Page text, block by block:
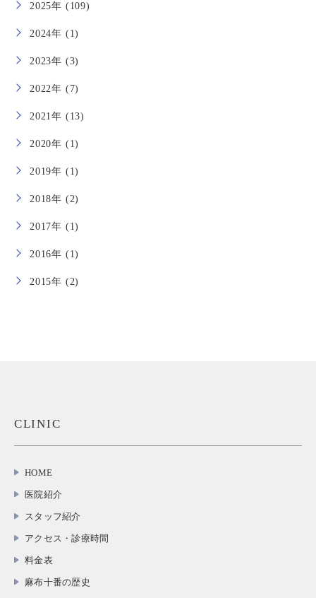
2025年 (109)
2024年 (1)
2023年 (3)
2022年 (7)
2021年 (13)
2020年 (1)
2019年 (1)
2018年 (2)
2017年 (1)
2016年 (1)
2015年 (2)
CLINIC
HOME
医院紹介
スタッフ紹介
アクセス・診療時間
料金表
麻布十番の歴史